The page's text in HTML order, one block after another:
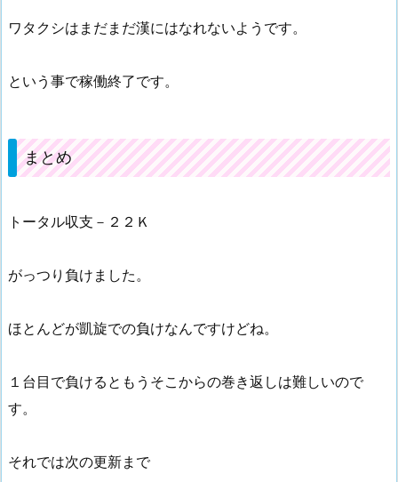
ワタクシはまだまだ漢にはなれないようです。
という事で稼働終了です。
まとめ
トータル収支－２２Ｋ
がっつり負けました。
ほとんどが凱旋での負けなんですけどね。
１台目で負けるともうそこからの巻き返しは難しいので
す。
それでは次の更新まで